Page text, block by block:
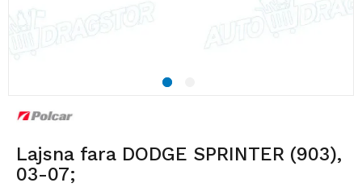
1
Lajsna fara DODGE SPRINTER (903),
03-07;